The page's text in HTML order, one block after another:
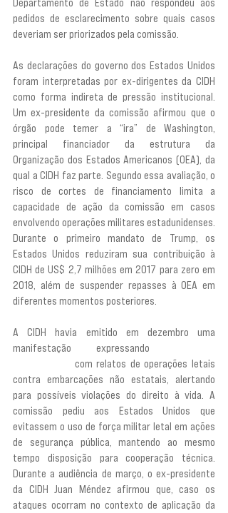
pedidos de esclarecimento sobre quais casos
deveriam ser priorizados pela comissão.
As declarações do governo dos Estados Unidos
foram interpretadas por ex-dirigentes da CIDH
como forma indireta de pressão institucional.
Um ex-presidente da comissão afirmou que o
órgão pode temer a “ira” de Washington,
principal financiador da estrutura da
Organização dos Estados Americanos (OEA), da
qual a CIDH faz parte. Segundo essa avaliação, o
risco de cortes de financiamento limita a
capacidade de ação da comissão em casos
envolvendo operações militares estadunidenses.
Durante o primeiro mandato de Trump, os
Estados Unidos reduziram sua contribuição à
CIDH de US$ 2,7 milhões em 2017 para zero em
2018, além de suspender repasses à OEA em
diferentes momentos posteriores.
A CIDH havia emitido em dezembro uma
manifestação expressando
com relatos de operações letais
contra embarcações não estatais, alertando
para possíveis violações do direito à vida. A
comissão pediu aos Estados Unidos que
evitassem o uso de força militar letal em ações
de segurança pública, mantendo ao mesmo
tempo disposição para cooperação técnica.
Durante a audiência de março, o ex-presidente
da CIDH Juan Méndez afirmou que, caso os
ataques ocorram no contexto de aplicação da